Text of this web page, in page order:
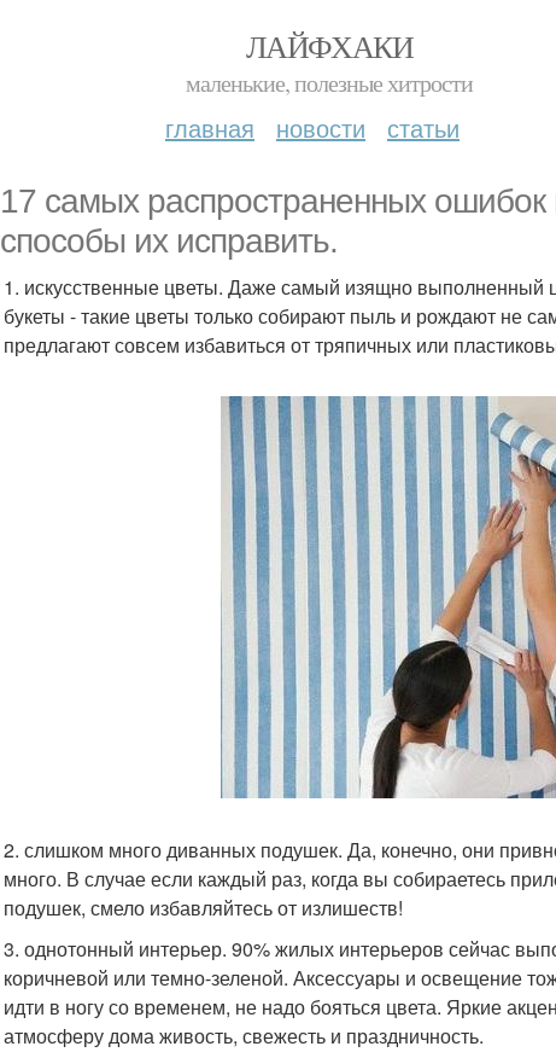
ЛАЙФХАКИ
маленькие, полезные хитрости
главная новости статьи
17 самых распространенных
способы их исправить.
1. искусственные цветы. Даже самый изящно выполненный
букеты - такие цветы только собирают пыль и рождают не
предлагают совсем избавиться от тряпичных или
2. слишком много диванных подушек. Да, конечно, они
много. В случае если каждый раз, когда вы собираетесь
подушек, смело избавляйтесь от излишеств!
3. однотонный интерьер. 90% жилых интерьеров сейчас
коричневой или темно-зеленой. Аксессуары и освещение
идти в ногу со временем, не надо бояться цвета. Яркие
атмосферу дома живость, свежесть и праздничность.